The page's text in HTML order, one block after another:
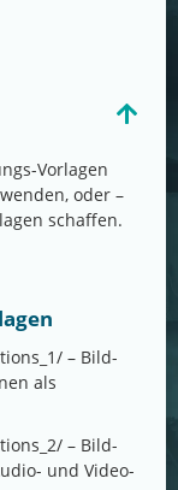
Vorlagen
oder –
schaffen.
– Bild-
als
– Bild-
und Video-